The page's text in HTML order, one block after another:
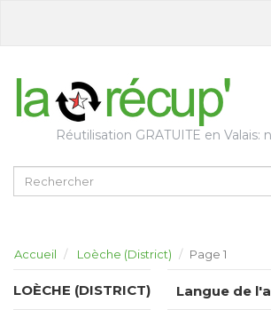
Réutilisation GRATUITE en Valais:
Accueil Loèche (District) Page 1
LOÈCHE (DISTRICT) Langue de